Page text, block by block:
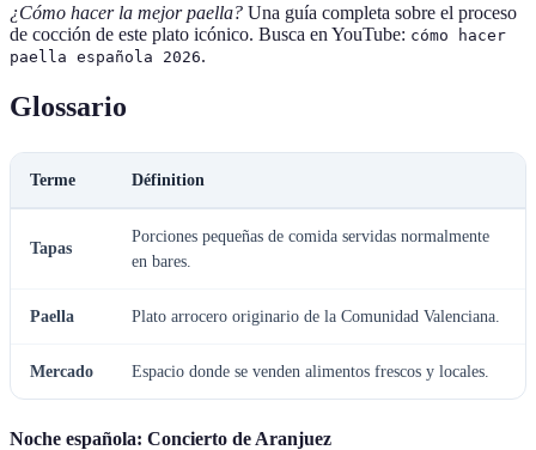
¿Cómo hacer la mejor paella? Una guía completa sobre el proceso
de cocción de este plato icónico. Busca en YouTube: cómo hacer
paella española 2026.
Glossario
Terme Définition
Tapas
Porciones pequeñas de comida servidas normalmente
en bares.
Paella Plato arrocero originario de la Comunidad Valenciana.
Mercado Espacio donde se venden alimentos frescos y locales.
Noche española: Concierto de Aranjuez